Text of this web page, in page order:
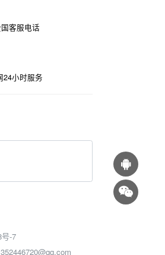
客服电话
24小时服务
-7